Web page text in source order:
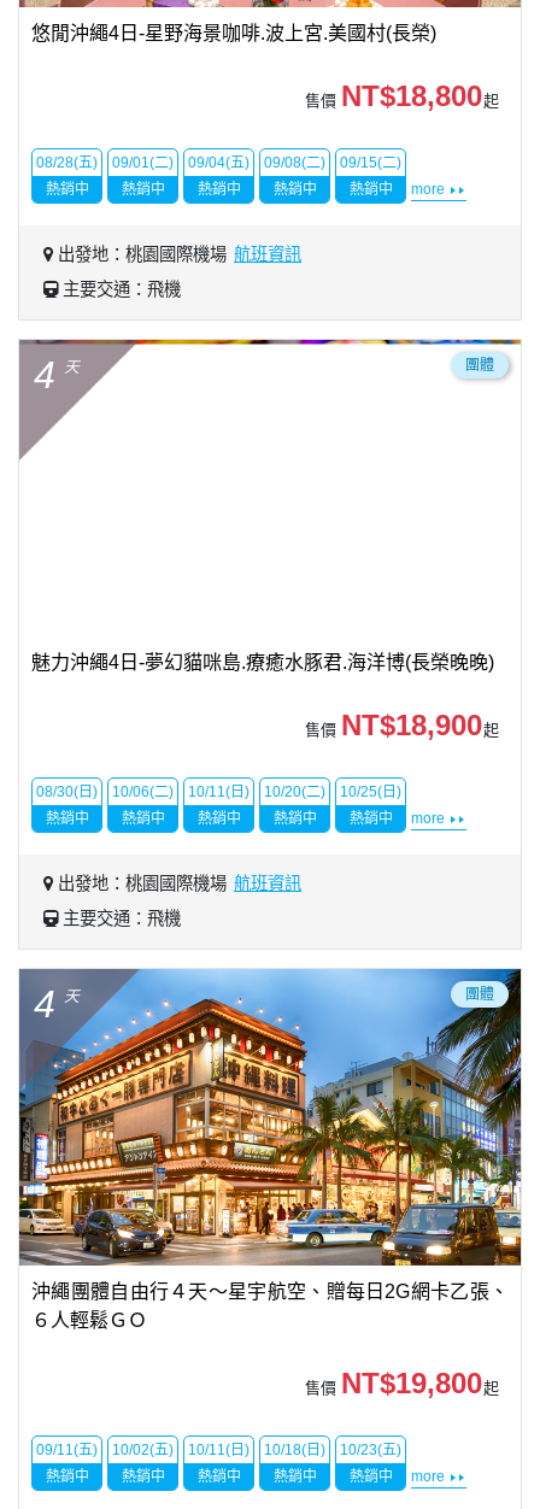
悠閒沖繩4日-星野海景咖啡.波上宮.美國村(長榮)
售價 NT$18,800起
08/28(五)
熱銷中
09/01(二)
熱銷中
09/04(五)
熱銷中
09/08(二)
熱銷中
09/15(二)
熱銷中
more
出發地：桃園國際機場 航班資訊
主要交通：飛機
4 天 團體
魅力沖繩4日-夢幻貓咪島.療癒水豚君.海洋博(長榮晚晚)
售價 NT$18,900起
08/30(日)
熱銷中
10/06(二)
熱銷中
10/11(日)
熱銷中
10/20(二)
熱銷中
10/25(日)
熱銷中
more
出發地：桃園國際機場 航班資訊
主要交通：飛機
4 天 團體
沖繩團體自由行４天～星宇航空、贈每日2G網卡乙張、
６人輕鬆ＧＯ
售價 NT$19,800起
09/11(五)
熱銷中
10/02(五)
熱銷中
10/11(日)
熱銷中
10/18(日)
熱銷中
10/23(五)
熱銷中
more